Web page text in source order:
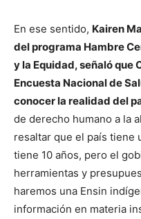
En ese sentido, Kairen
del programa Hambre
y la Equidad, señaló que
Encuesta Nacional de
conocer la realidad del
de derecho humano a la
resaltar que el país tiene
tiene 10 años, pero el
herramientas y
haremos una Ensin
información en materia